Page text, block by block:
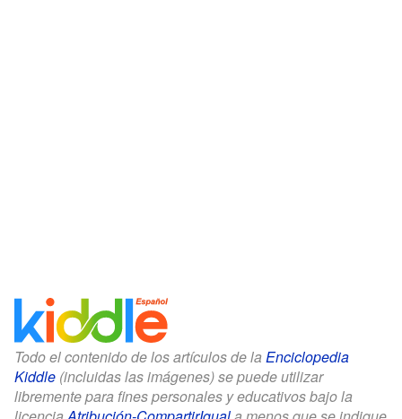
Todo el contenido de los artículos de la Enciclopedia
Kiddle (incluidas las imágenes) se puede utilizar
libremente para fines personales y educativos bajo la